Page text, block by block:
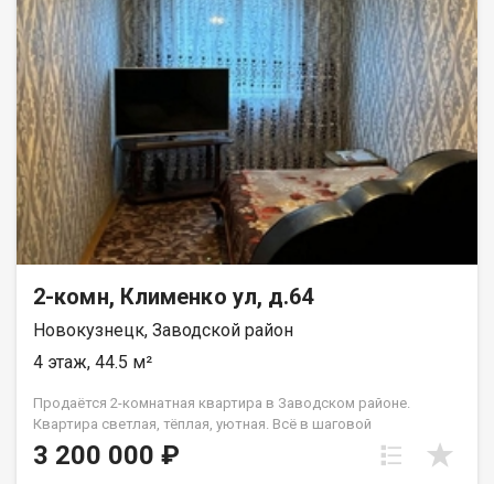
весь город: супермаркеты Монетка, Пятёрочка и Мария-Ра
находятся всего в 100 метрах от подъезда. Назовите при
звонке данный номер объявления - 542434 Номер объекта:
542434. Анжелика
2-комн, Клименко ул, д.64
Новокузнецк, Заводской район
4 этаж, 44.5 м²
Продаётся 2-комнатная квартира в Заводском районе.
Квартира светлая, тёплая, уютная. Всё в шаговой
доступности.
3 200 000 ₽